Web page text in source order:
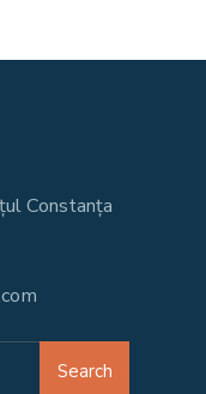
Constanța
Search